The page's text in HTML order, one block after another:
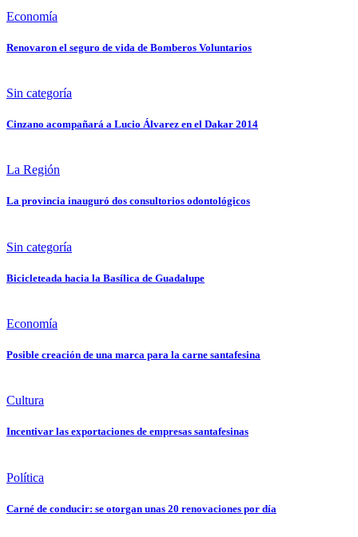
Economía
Renovaron el seguro de vida de Bomberos Voluntarios
Sin categoría
Cinzano acompañará a Lucio Álvarez en el Dakar 2014
La Región
La provincia inauguró dos consultorios odontológicos
Sin categoría
Bicicleteada hacia la Basílica de Guadalupe
Economía
Posible creación de una marca para la carne santafesina
Cultura
Incentivar las exportaciones de empresas santafesinas
Política
Carné de conducir: se otorgan unas 20 renovaciones por día